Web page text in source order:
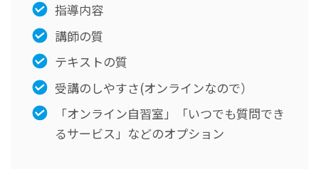
指導内容
講師の質
テキストの質
受講のしやすさ(オンラインなので）
「オンライン自習室」「いつでも質問でき
るサービス」などのオプション